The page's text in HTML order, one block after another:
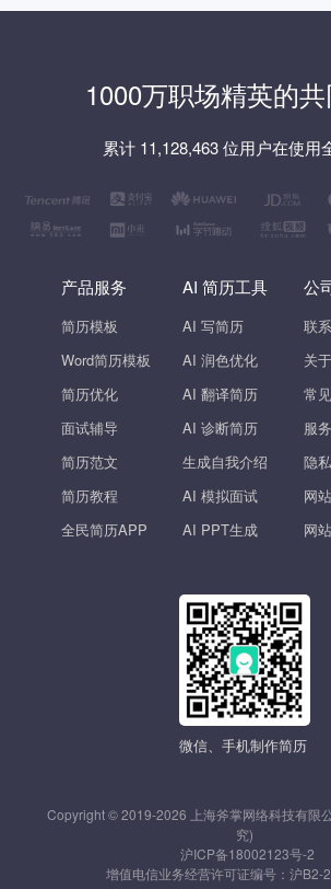
1000万职场精英的
累计 11,128,463 位用户在使用
产品服务
简历模板
Word简历模板
简历优化
面试辅导
简历范文
简历教程
全民简历APP
AI 简历工具
AI 写简历
AI 润色优化
AI 翻译简历
AI 诊断简历
生成自我介绍
AI 模拟面试
AI PPT生成
公
联
关
常
服
隐
网
网
微信、手机制作简历
Copyright © 2019-2026 上海斧掌网络科技有限
究)
沪ICP备18002123号-2
增值电信业务经营许可证编号： 沪B2-